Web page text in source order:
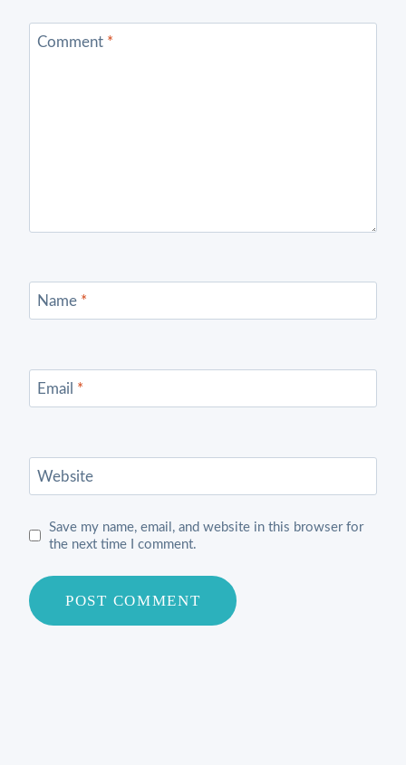
Comment *
Name *
Email *
Website
Save my name, email, and website in this browser for
the next time I comment.